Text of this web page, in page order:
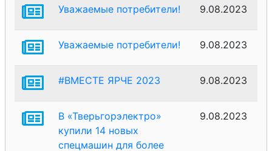
Уважаемые потребители! 9.08.2023
Уважаемые потребители! 9.08.2023
#ВМЕСТЕ ЯРЧЕ 2023 9.08.2023
В «Тверьгорэлектро»
купили 14 новых
спецмашин для более
9.08.2023